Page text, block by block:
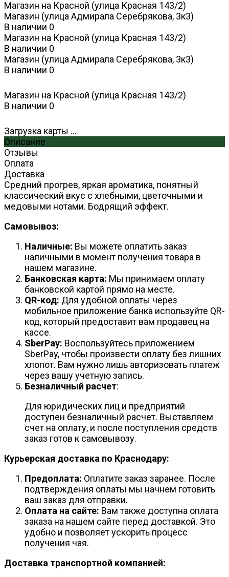
Магазин на Красной (улица Красная 143/2)
Магазин (улица Адмирала Серебрякова, 3к3)
В наличии 0
Магазин на Красной (улица Красная 143/2)
В наличии 0
Магазин (улица Адмирала Серебрякова, 3к3)
В наличии 0
Магазин на Красной (улица Красная 143/2)
В наличии 0
Загрузка карты ...
Описание
Отзывы
Оплата
Доставка
Средний прогрев, яркая ароматика, понятный
классический вкус с хлебными, цветочными и
медовыми нотами. Бодрящий эффект.
Самовывоз:
Наличные: Вы можете оплатить заказ
наличными в момент получения товара в
нашем магазине.
Банковская карта: Мы принимаем оплату
банковской картой прямо на месте.
QR-код: Для удобной оплаты через
мобильное приложение банка используйте QR-
код, который предоставит вам продавец на
кассе.
SberPay: Воспользуйтесь приложением
SberPay, чтобы произвести оплату без лишних
хлопот. Вам нужно лишь авторизовать платеж
через вашу учетную запись.
Безналичный расчет:
Для юридических лиц и предприятий
доступен безналичный расчет. Выставляем
счет на оплату, и после поступления средств
заказ готов к самовывозу.
Курьерская доставка по Краснодару:
Предоплата: Оплатите заказ заранее. После
подтверждения оплаты мы начнем готовить
ваш заказ для отправки.
Оплата на сайте: Вам также доступна оплата
заказа на нашем сайте перед доставкой. Это
удобно и позволяет ускорить процесс
получения чая.
Доставка транспортной компанией: